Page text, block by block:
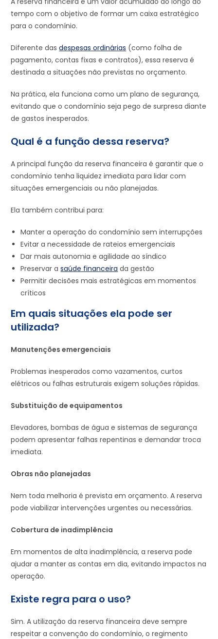
tempo com o objetivo de formar um caixa estratégico
para o condomínio.
Diferente dasdespesas ordinárias (como folha de
pagamento, contas fixas e contratos), essa reserva é
destinada a situações não previstas no orçamento.
Na prática, ela funciona como um plano de segurança,
evitando que o condomínio seja pego de surpresa diante
de gastos inesperados.
Qual é a função dessa reserva?
A principal função da reserva financeira é garantir que o
condomínio tenha liquidez imediata para lidar com
situações emergenciais ou não planejadas.
Ela também contribui para:
Manter a operação do condomínio sem interrupções
Evitar a necessidade de rateios emergenciais
Dar mais autonomia e agilidade ao síndico
Preservar asaúde financeira da gestão
Permitir decisões mais estratégicas em momentos
críticos
Em quais situações ela pode ser
utilizada?
Manutenções emergenciais
Problemas inesperados como vazamentos, curtos
elétricos ou falhas estruturais exigem soluções rápidas.
Substituição de equipamentos
Elevadores, bombas de água e sistemas de segurança
podem apresentar falhas repentinas e demandar troca
imediata.
Obras não planejadas
Nem toda melhoria é prevista em orçamento. A reserva
pode viabilizar intervenções urgentes ou necessárias.
Cobertura de inadimplência
Em momentos de alta inadimplência, a reserva pode
ajudar a manter as contas em dia, evitando impactos na
operação.
Existe regra para o uso?
Sim. A utilização da reserva financeira deve sempre
respeitar a convenção do condomínio, o regimento